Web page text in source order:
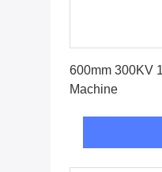
600mm 300KV
Machine